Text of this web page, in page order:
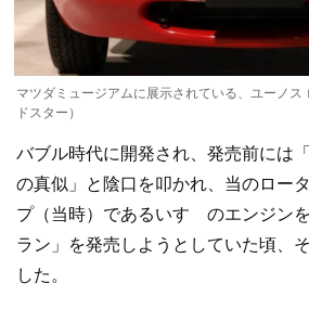
マツダミュージアムに展示されている、ユーノス
ドスター）
バブル時代に開発され、発売前には
の真似」と陰口を叩かれ、当のロー
プ（当時）であるいすゞのエンジン
ラン」を発売しようとしていた頃、
した。